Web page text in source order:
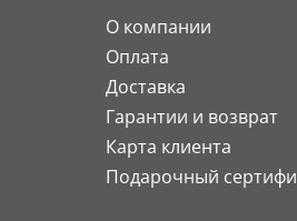
О компании
Оплата
Доставка
Гарантии и возврат
Карта клиента
Подарочный